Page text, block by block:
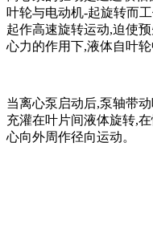
叶轮与电动机-起旋转而
起作高速旋转运动,迫使
心力的作用下,液体自叶
当离心泵启动后,泵轴带
充灌在叶片间液体旋转,
心向外周作径向运动。